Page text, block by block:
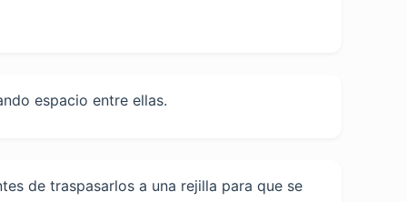
espacio entre ellas.
de traspasarlos a una rejilla para que se